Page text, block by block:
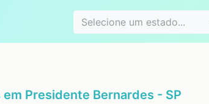
Selecione um estado...
em Presidente Bernardes - SP